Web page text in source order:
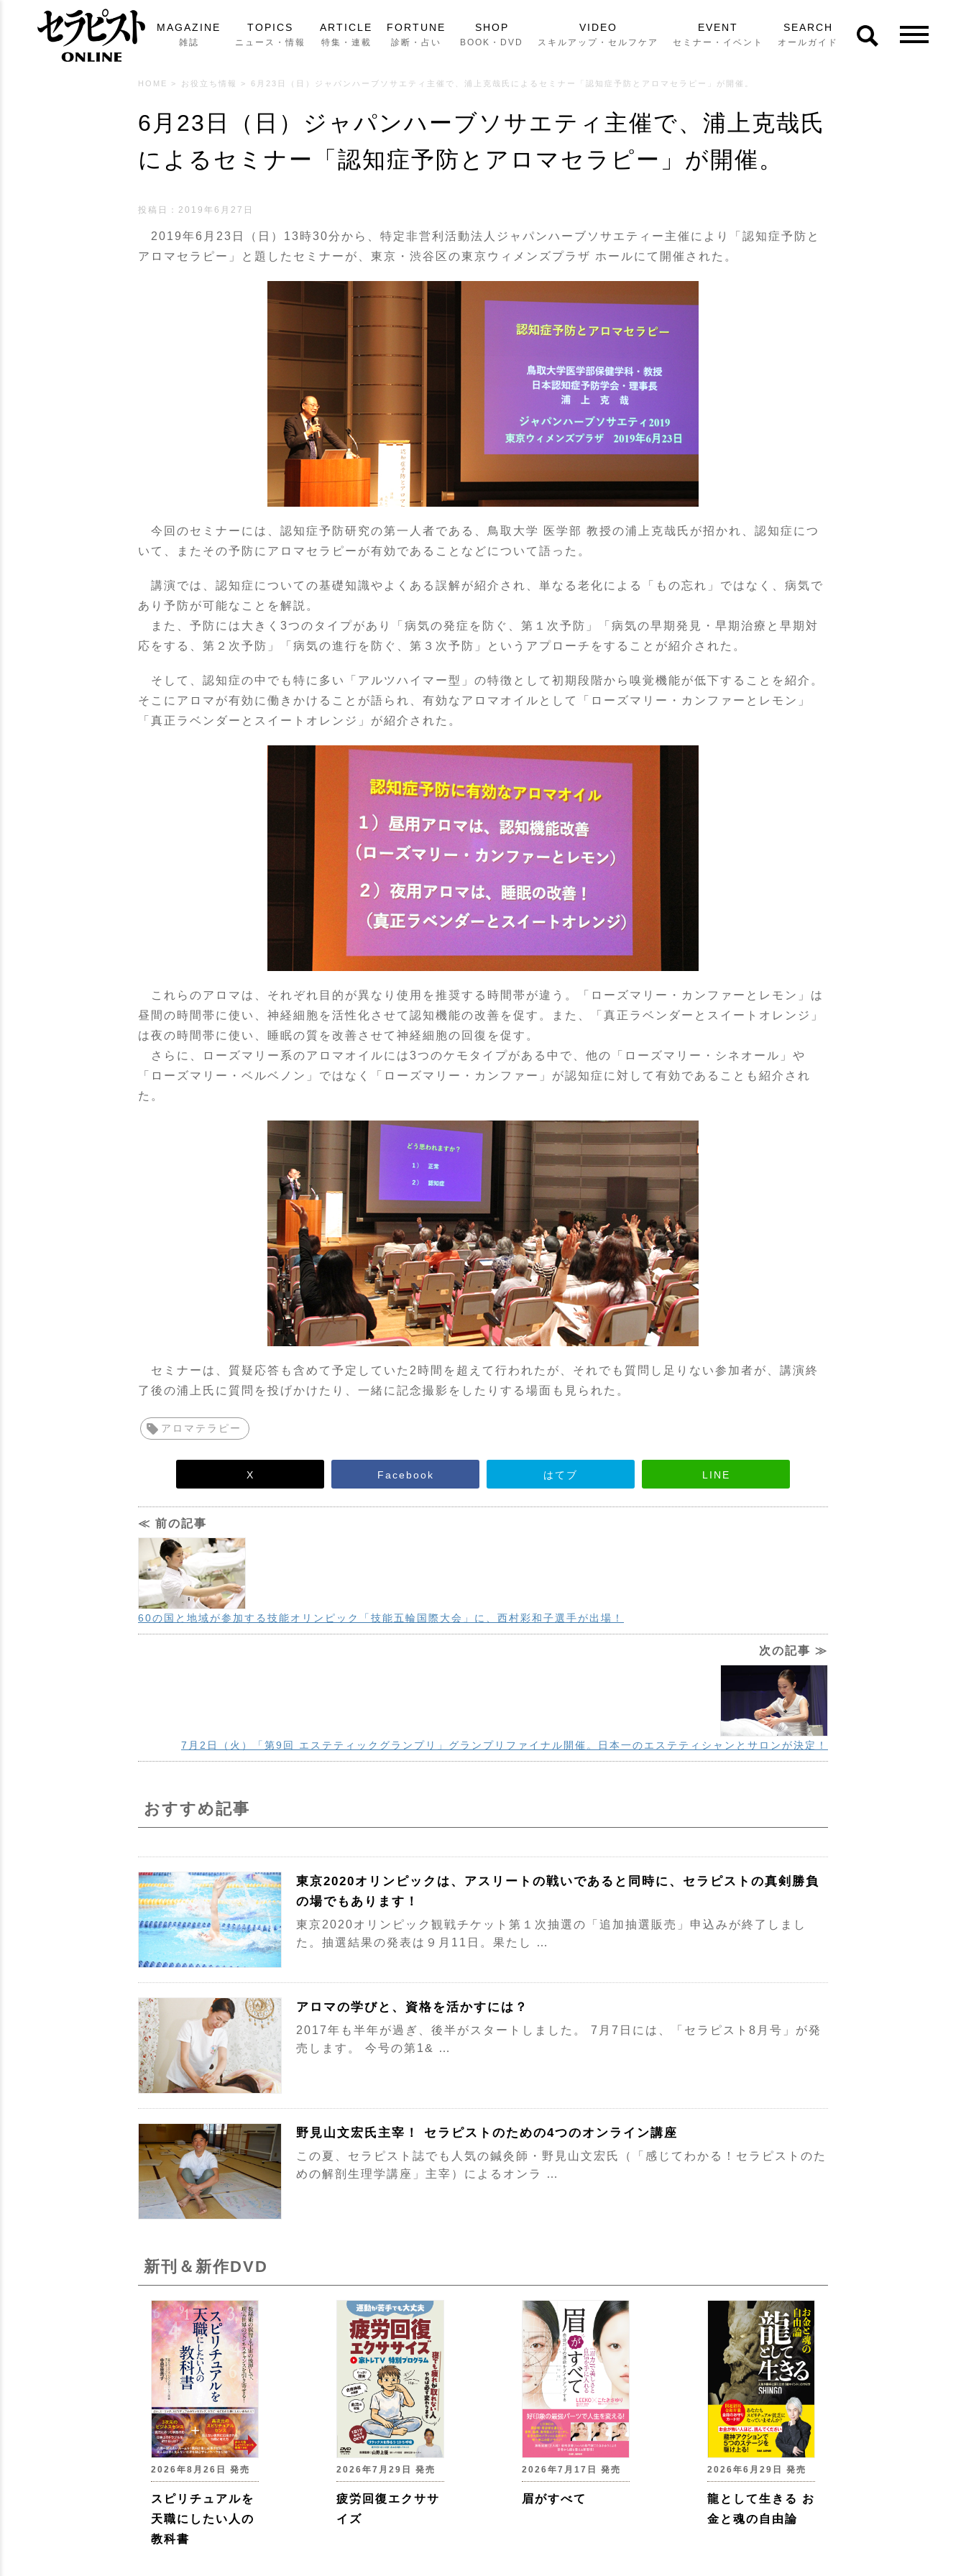
MAGAZINE
雑誌
TOPICS
ニュース・情報
ARTICLE
特集・連載
FORTUNE
診断・占い
SHOP
BOOK・DVD
VIDEO
スキルアップ・セルフケア
EVENT
セミナー・イベント
SEARCH
オールガイド
HOME > お役立ち情報 > 6月23日（日）ジャパンハーブソサエティ主催で、浦上克哉氏によるセミナー「認知症予防とアロマセラピー」が開催。
6月23日（日）ジャパンハーブソサエティ主催で、浦上克哉氏
によるセミナー「認知症予防とアロマセラピー」が開催。
投稿日： 2019年6月27日
2019年6月23日（日）13時30分から、特定非営利活動法人ジャパンハーブソサエティー主催により「認知症予防と
アロマセラピー」と題したセミナーが、東京・渋谷区の東京ウィメンズプラザ ホールにて開催された。
今回のセミナーには、認知症予防研究の第一人者である、鳥取大学 医学部 教授の浦上克哉氏が招かれ、認知症につ
いて、またその予防にアロマセラピーが有効であることなどについて語った。
講演では、認知症についての基礎知識やよくある誤解が紹介され、単なる老化による「もの忘れ」ではなく、病気で
あり予防が可能なことを解説。
また、予防には大きく3つのタイプがあり「病気の発症を防ぐ、第１次予防」「病気の早期発見・早期治療と早期対
応をする、第２次予防」「病気の進行を防ぐ、第３次予防」というアプローチをすることが紹介された。
そして、認知症の中でも特に多い「アルツハイマー型」の特徴として初期段階から嗅覚機能が低下することを紹介。
そこにアロマが有効に働きかけることが語られ、有効なアロマオイルとして「ローズマリー・カンファーとレモン」
「真正ラベンダーとスイートオレンジ」が紹介された。
これらのアロマは、それぞれ目的が異なり使用を推奨する時間帯が違う。「ローズマリー・カンファーとレモン」は
昼間の時間帯に使い、神経細胞を活性化させて認知機能の改善を促す。また、「真正ラベンダーとスイートオレンジ」
は夜の時間帯に使い、睡眠の質を改善させて神経細胞の回復を促す。
さらに、ローズマリー系のアロマオイルには3つのケモタイプがある中で、他の「ローズマリー・シネオール」や
「ローズマリー・ベルベノン」ではなく「ローズマリー・カンファー」が認知症に対して有効であることも紹介され
た。
セミナーは、質疑応答も含めて予定していた2時間を超えて行われたが、それでも質問し足りない参加者が、講演終
了後の浦上氏に質問を投げかけたり、一緒に記念撮影をしたりする場面も見られた。
アロマテラピー
X Facebook はてブ LINE
≪ 前の記事
60の国と地域が参加する技能オリンピック「技能五輪国際大会」に、西村彩和子選手が出場！
次の記事 ≫
7月2日（火）「第9回 エステティックグランプリ」グランプリファイナル開催。日本一のエステティシャンとサロンが決定！
おすすめ記事
東京2020オリンピックは、アスリートの戦いであると同時に、セラピストの真剣勝負
の場でもあります！
東京2020オリンピック観戦チケット第１次抽選の「追加抽選販売」申込みが終了しまし
た。抽選結果の発表は９月11日。果たし …
アロマの学びと、資格を活かすには？
2017年も半年が過ぎ、後半がスタートしました。 7月7日には、「セラピスト8月号」が発
売します。 今号の第1& …
野見山文宏氏主宰！ セラピストのための4つのオンライン講座
この夏、セラピスト誌でも人気の鍼灸師・野見山文宏氏（「感じてわかる！セラピストのた
めの解剖生理学講座」主宰）によるオンラ …
新刊＆新作DVD
2026年8月26日 発売
スピリチュアルを
天職にしたい人の
教科書
2026年7月29日 発売
疲労回復エクササ
イズ
2026年7月17日 発売
眉がすべて
2026年6月29日 発売
龍として生きる お
金と魂の自由論